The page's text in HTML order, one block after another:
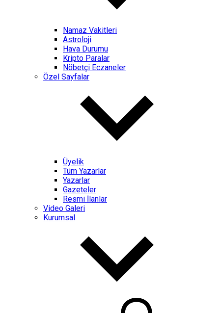
Namaz Vakitleri
Astroloji
Hava Durumu
Kripto Paralar
Nöbetçi Eczaneler
Özel Sayfalar
Üyelik
Tüm Yazarlar
Yazarlar
Gazeteler
Resmi İlanlar
Video Galeri
Kurumsal